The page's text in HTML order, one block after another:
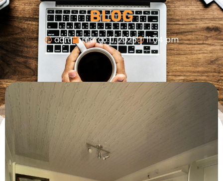
Blog
adm março 11, 2025 11:04 pm